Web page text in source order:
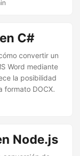
aplicación
te permite
desde Google
de
con facilidad.
C#
convertir un
Word mediante
la posibilidad
formato DOCX.
Node.js